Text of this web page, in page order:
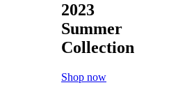
2023
Summer
Collection
Shop now